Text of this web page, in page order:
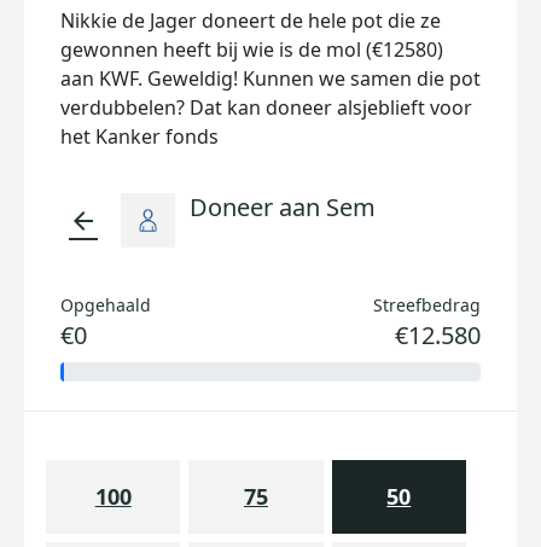
Nikkie de Jager doneert de hele pot die ze
gewonnen heeft bij wie is de mol (€12580)
aan KWF. Geweldig! Kunnen we samen die pot
verdubbelen? Dat kan doneer alsjeblieft voor
het Kanker fonds
arrow_back Doneer aan Sem
Opgehaald
€0
Streefbedrag
€12.580
100 75 50